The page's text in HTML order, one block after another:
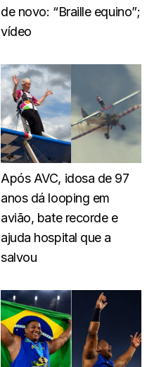
de novo: “Braille equino”;
vídeo
Após AVC, idosa de 97
anos dá looping em
avião, bate recorde e
ajuda hospital que a
salvou